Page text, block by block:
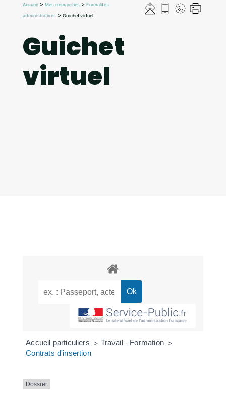
Accueil>Mes démarches >Formalités
administratives>Guichet virtuel
Guichet
virtuel
Accueil particuliers > Travail - Formation >
Contrats d'insertion
Dossier